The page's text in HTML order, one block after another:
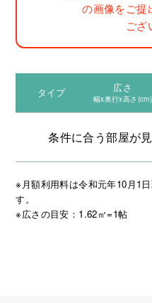
の画像をご提
ござ
タイプ 広さ
幅x奥行x高さ(cm)
条件に合う部屋が
※月額利用料は令和元年10月1
す。
※広さの目安：1.62㎡=1帖